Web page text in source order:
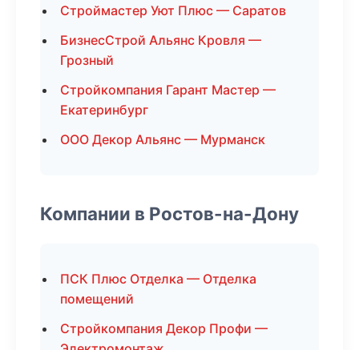
Строймастер Уют Плюс — Саратов
БизнесСтрой Альянс Кровля —
Грозный
Стройкомпания Гарант Мастер —
Екатеринбург
ООО Декор Альянс — Мурманск
Компании в Ростов-на-Дону
ПСК Плюс Отделка — Отделка
помещений
Стройкомпания Декор Профи —